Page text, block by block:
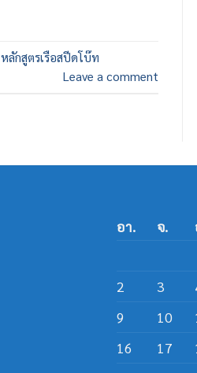
หลักสูตรเรือสปีดโบ๊ท
Leave a comment
อา. จ.
2
3
9
10
16
17